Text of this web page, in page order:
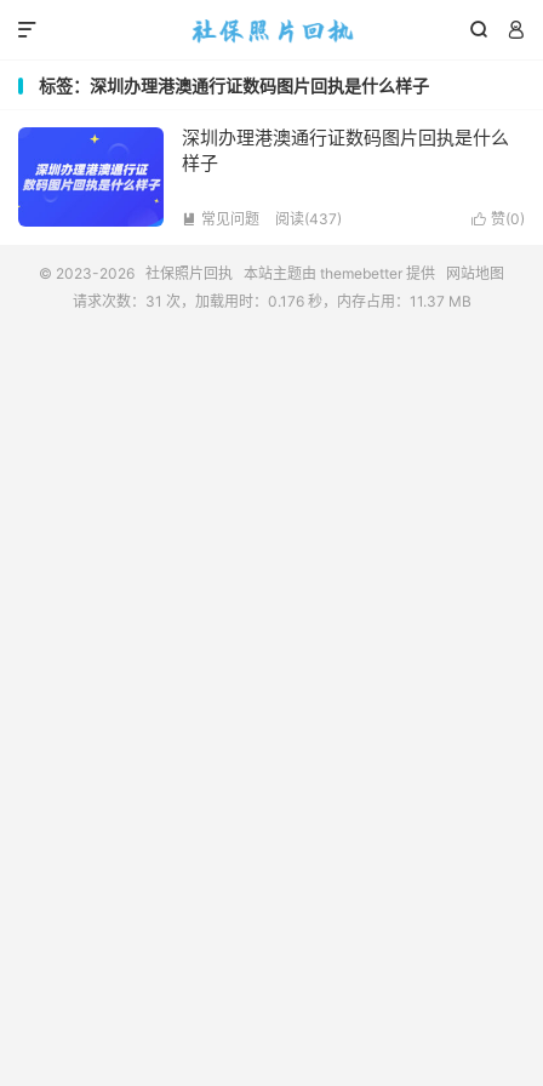
 

标签：深圳办理港澳通行证数码图片回执是什么样子
深圳办理港澳通行证数码图片回执是什么
样子
 赞(0)
 常见问题 阅读(437)
© 2023-2026 社保照片回执 本站主题由 themebetter 提供
网站地图
请求次数：31 次，加载用时：0.176 秒，内存占用：11.37 MB